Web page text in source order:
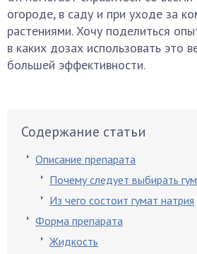
огороде, в саду и при уходе за
растениями. Хочу поделиться
в каких дозах использовать это
большей эффективности.
Содержание статьи
Описание препарата
Почему следует выбирать
Из чего состоит гумат натрия
Форма препарата
Жидкость